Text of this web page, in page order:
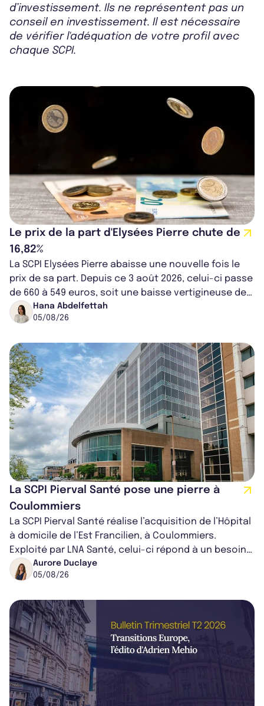
d’investissement. Ils ne représentent pas un
conseil en investissement. Il est nécessaire
de vérifier l'adéquation de votre profil avec
chaque SCPI.
Le prix de la part d'Elysées Pierre chute de
16,82%
La SCPI Elysées Pierre abaisse une nouvelle fois le
prix de sa part. Depuis ce 3 août 2026, celui-ci passe
de 660 à 549 euros, soit une baisse vertigineuse de
16,82%. Cette nouvell...
Hana Abdelfettah
05/08/26
La SCPI Pierval Santé pose une pierre à
Coulommiers
La SCPI Pierval Santé réalise l’acquisition de l’Hôpital
à domicile de l’Est Francilien, à Coulommiers.
Exploité par LNA Santé, celui-ci répond à un besoin
médical croissant, qui s...
Aurore Duclaye
05/08/26